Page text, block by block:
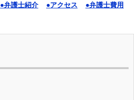
●弁護士紹介 ●アクセス ●弁護士費用